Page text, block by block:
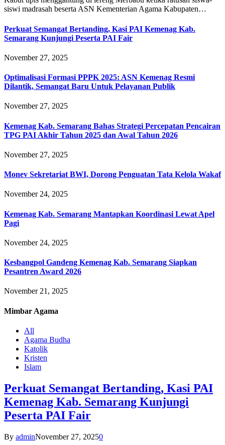
siswi madrasah beserta ASN Kementerian Agama Kabupaten…
Perkuat Semangat Bertanding, Kasi PAI Kemenag Kab.
Semarang Kunjungi Peserta PAI Fair
November 27, 2025
Optimalisasi Formasi PPPK 2025: ASN Kemenag Resmi
Dilantik, Semangat Baru Untuk Pelayanan Publik
November 27, 2025
Kemenag Kab. Semarang Bahas Strategi Percepatan Pencairan
TPG PAI Akhir Tahun 2025 dan Awal Tahun 2026
November 27, 2025
Monev Sekretariat BWI, Dorong Penguatan Tata Kelola Wakaf
November 24, 2025
Kemenag Kab. Semarang Mantapkan Koordinasi Lewat Apel
Pagi
November 24, 2025
Kesbangpol Gandeng Kemenag Kab. Semarang Siapkan
Pesantren Award 2026
November 21, 2025
Mimbar Agama
All
Agama Budha
Katolik
Kristen
Islam
Perkuat Semangat Bertanding, Kasi PAI
Kemenag Kab. Semarang Kunjungi
Peserta PAI Fair
By adminNovember 27, 20250